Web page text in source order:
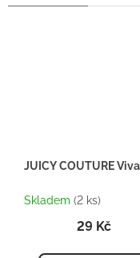
JUICY COUTURE
Skladem (2 ks)
29 Kč